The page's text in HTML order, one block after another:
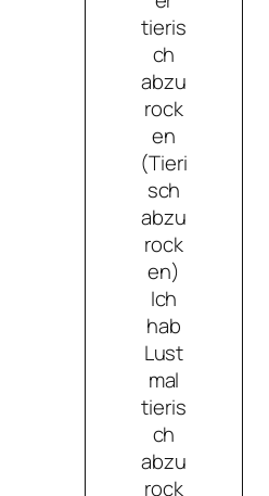
tieris
ch
abzu
rock
en
(Tieri
sch
abzu
rock
en)
Ich
hab
Lust
mal
tieris
ch
abzu
rock